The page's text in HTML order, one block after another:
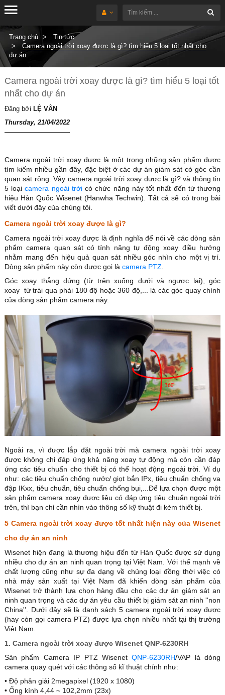
Trang chủ
Tin tức
Camera ngoài trời xoay được là gì? tìm hiểu 5 loại tốt nhất cho
dự án
Camera ngoài trời xoay được là gì? tìm hiểu 5 loại tốt
nhất cho dự án
Đăng bởi LỆ VÂN
Thursday, 21/04/2022
Camera ngoài trời xoay được là một trong những sản phẩm được
tìm kiếm nhiều gần đây, đặc biệt ở các dự án giám sát có góc cần
quan sát rộng. Vậy camera ngoài trời xoay được là gì? và thông tin
5 loạicamera ngoài trờicó chức năng này tốt nhất đến từ thương
hiệu Hàn Quốc Wisenet (Hanwha Techwin). Tất cả sẽ có trong bài
viết dưới đây của chúng tôi.
Camera ngoài trời xoay được là gì?
Camera ngoài trời xoay được là định nghĩa để nói về các dòng sản
phẩm camera quan sát có tính năng tự động xoay điều hướng
nhằm mang đến hiệu quả quan sát nhiều góc nhìn cho một vị trí.
Dòng sản phẩm này còn được gọi là camera PTZ
Góc xoay thẳng đứng (từ trên xuống dưới và ngược lại), góc
xoay từ trái qua phải 180 độ hoặc 360 độ,... là các góc quay chính
của dòng sản phẩm camera này.
Ngoài ra, vì được lắp đặt ngoài trời mà camera ngoài trời xoay
được không chỉ đáp ứng khả năng xoay tự động mà còn cần đáp
ứng các tiêu chuẩn cho thiết bị có thể hoạt động ngoài trời. Ví dụ
như: các tiêu chuẩn chống nước/ giọt bắn IPx, tiêu chuẩn chống va
đập IKxx, tiêu chuẩn, tiêu chuẩn chống bụi,...Để lựa chọn được một
sản phẩm camera xoay được liệu có đáp ứng tiêu chuẩn ngoài trời
trên, thì bạn chỉ cần nhìn vào thông số kỹ thuật đi kèm thiết bị.
5 Camera ngoài trời xoay được tốt nhất hiện này của Wisenet
cho dự án an ninh
Wisenet hiện đang là thương hiệu đến từ Hàn Quốc được sử dụng
nhiều cho dự án an ninh quan trọng tại Việt Nam. Với thế mạnh về
chất lượng cũng như sự đa dạng về chủng loại đồng thời việc có
nhà máy sản xuất tại Việt Nam đã khiến dòng sản phẩm của
Wisenet trở thành lựa chọn hàng đầu cho các dự án giám sát an
ninh quan trọng và các dự án yêu cầu thiết bị giám sát an ninh ''non
China''. Dưới đây sẽ là danh sách 5 camera ngoài trời xoay được
(hay còn gọi camera PTZ) được lựa chọn nhiều nhất tại thị trường
Việt Nam.
1. Camera ngoài trời xoay được Wisenet QNP-6230RH
Sản phẩm Camera IP PTZ WisenetQNP-6230RH/VAP là dòng
camera quay quét với các thông số kĩ thuật chính như:
• Độ phân giải 2megapixel (1920 x 1080)
• Ống kính 4,44 ~ 102,2mm (23x)